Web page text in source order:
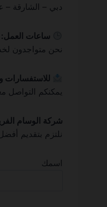
دبي – الشارقة –
ساعات العمل:
نحن متواجدون
يمكنكم التواصل
شركة الوسام
نلتزم بتقديم
اسمك